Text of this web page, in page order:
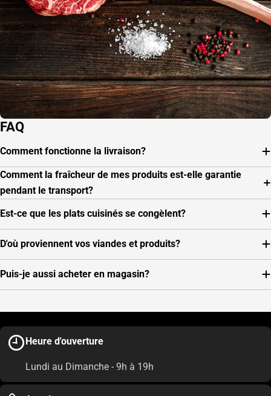
FAQ
Comment fonctionne la livraison?
Comment la fraîcheur de mes produits est-elle garantie
pendant le transport?
Est-ce que les plats cuisinés se congèlent?
D'où proviennent vos viandes et produits?
Puis-je aussi acheter en magasin?
Heure d'ouverture
Lundi au Dimanche - 9h à 19h